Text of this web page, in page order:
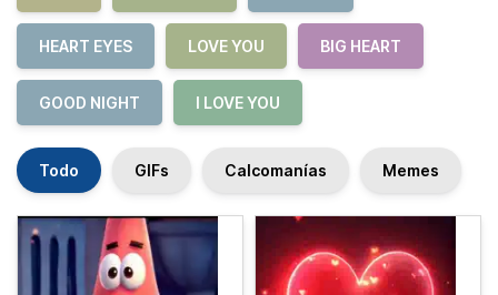
HEART EYES LOVE YOU BIG HEART
GOOD NIGHT I LOVE YOU
Todo GIFs Calcomanías Memes